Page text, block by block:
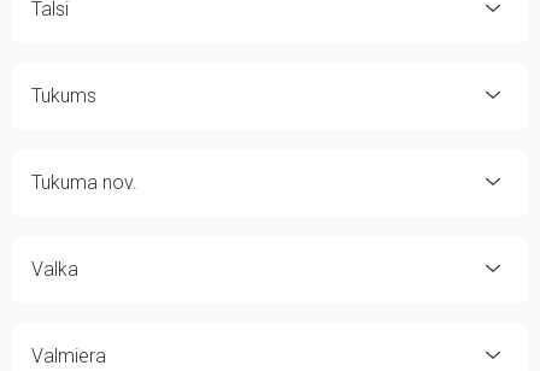
Talsi
Tukums
Tukuma nov.
Valka
Valmiera